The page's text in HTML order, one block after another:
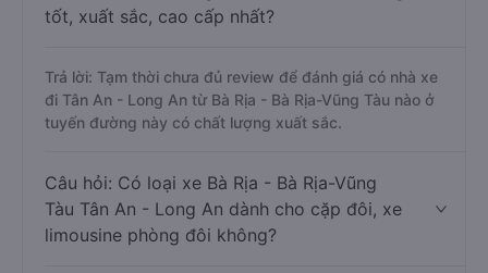
tốt, xuất sắc, cao cấp nhất?
Trả lời: Tạm thời chưa đủ review để đánh giá có nhà xe
đi Tân An - Long An từ Bà Rịa - Bà Rịa-Vũng Tàu nào ở
tuyến đường này có chất lượng xuất sắc.
Câu hỏi: Có loại xe Bà Rịa - Bà Rịa-Vũng
Tàu Tân An - Long An dành cho cặp đôi, xe
limousine phòng đôi không?